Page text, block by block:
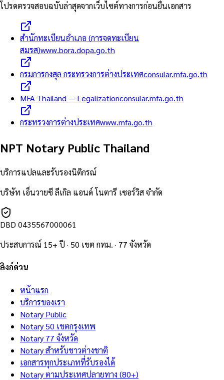
โปรดตรวจสอบฉบับล่าสุดจากเว็บไซต์ทางการก่อนยื่นเอกสาร
สำนักทะเบียนอำเภอ (การจดทะเบียน
สมรส)www.bora.dopa.go.th
กรมการกงสุล กระทรวงการต่างประเทศconsular.mfa.go.th
MFA Thailand — Legalizationconsular.mfa.go.th
กระทรวงการต่างประเทศwww.mfa.go.th
NPT Notary Public Thailand
บริการแปลและรับรองนิติกรณ์
บริษัท เอ็นวายซี ลีเกิล แอนด์ โนตารี เซอร์วิส จำกัด
DBD 0435567000061
ประสบการณ์ 15+ ปี · 50 เขต กทม. · 77 จังหวัด
ลิงก์ด่วน
หน้าแรก
บริการของเรา
Notary Public
Notary 50 เขตกรุงเทพ
Notary 77 จังหวัด
Notary สำหรับชาวต่างชาติ
เอกสารทุกประเภทที่รับรองได้
Notary ตามประเทศปลายทาง (80+)